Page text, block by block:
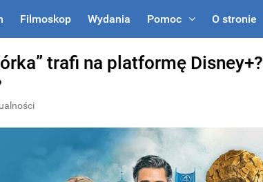
Filmoskop Wydania Pomoc O stronie
trafi na platformę Disney+?